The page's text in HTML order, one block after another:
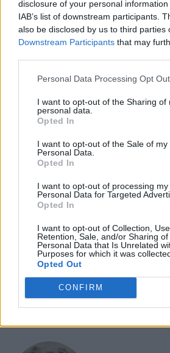
disclosure of your personal
IAB’s list of downstream participants.
also be disclosed by us to third parties
Downstream Participants that may
Personal Data Processing Opt
I want to opt-out of the Sharing of
personal data.
Opted In
I want to opt-out of the Sale of my
Personal Data.
Opted In
I want to opt-out of processing my
Personal Data for Targeted
Opted In
I want to opt-out of Collection, Use,
Retention, Sale, and/or Sharing of
Personal Data that Is Unrelated
Purposes for which it was
Opted Out
CONFIRM
STAY CONNECTED
9,253
Fans
3,533
Follower
- Advertisement -
ULTIMI ARTICOLI
Montecchio
Romeo arrivano
Mozart per